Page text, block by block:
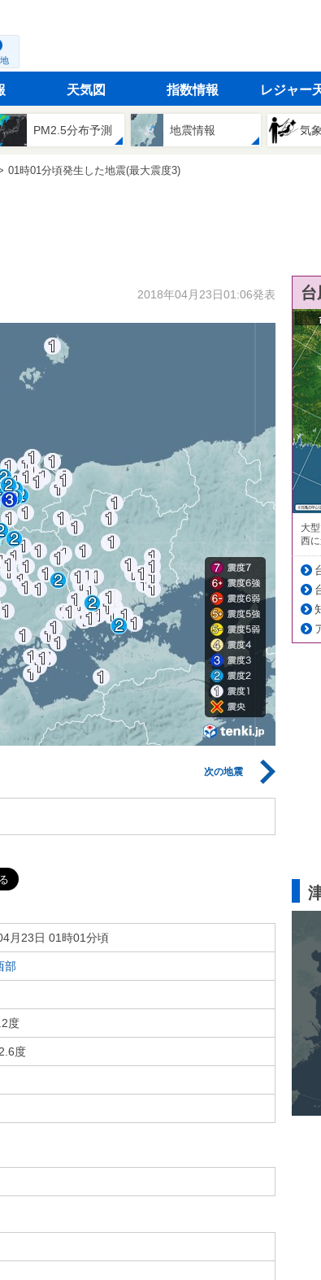
天気図 指数情報 レジャー
PM2.5分布予測 地震情報 気
01時01分頃発生した地震(最大震度3)
2018年04月23日01:06発表
次の地震
月23日 01時01分頃
部
度
度
大
西